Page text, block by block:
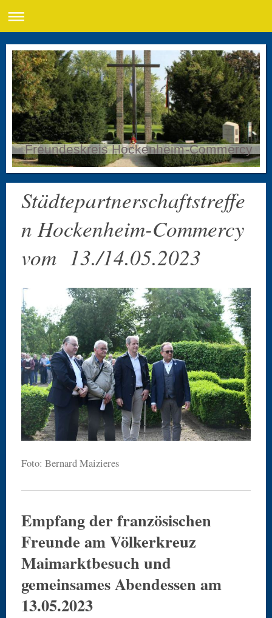
Freundeskreis Hockenheim-Commercy
Städtepartnerschaftstreffe
n Hockenheim-Commercy
vom 13./14.05.2023
Foto: Bernard Maizieres
Empfang der französischen
Freunde am Völkerkreuz
Maimarktbesuch und
gemeinsames Abendessen am
13.05.2023